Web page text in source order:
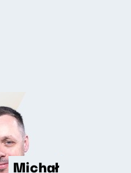
Michał